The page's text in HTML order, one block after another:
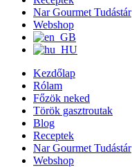
Nar Gourmet Tudástár
Webshop
Kezdőlap
Rólam
Főzök neked
Török gasztroutak
Blog
Receptek
Nar Gourmet Tudástár
Webshop